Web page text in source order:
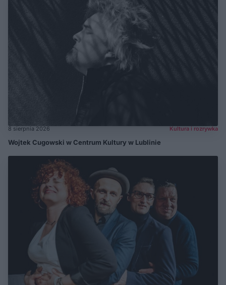
8 sierpnia 2026 Kultura i rozrywka
Wojtek Cugowski w Centrum Kultury w Lublinie